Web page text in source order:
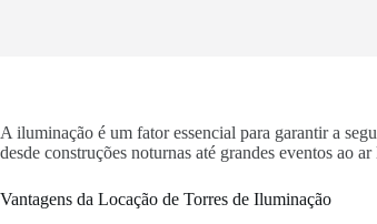
A iluminação é um fator essencial para garantir a
desde construções noturnas até grandes eventos ao
Vantagens da Locação de Torres de Iluminação